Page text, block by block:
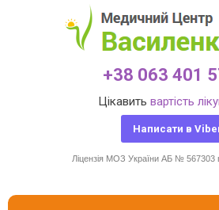
+38 063 401
Цікавить вартість
Написати в
Ліцензія МОЗ України АБ № 567303